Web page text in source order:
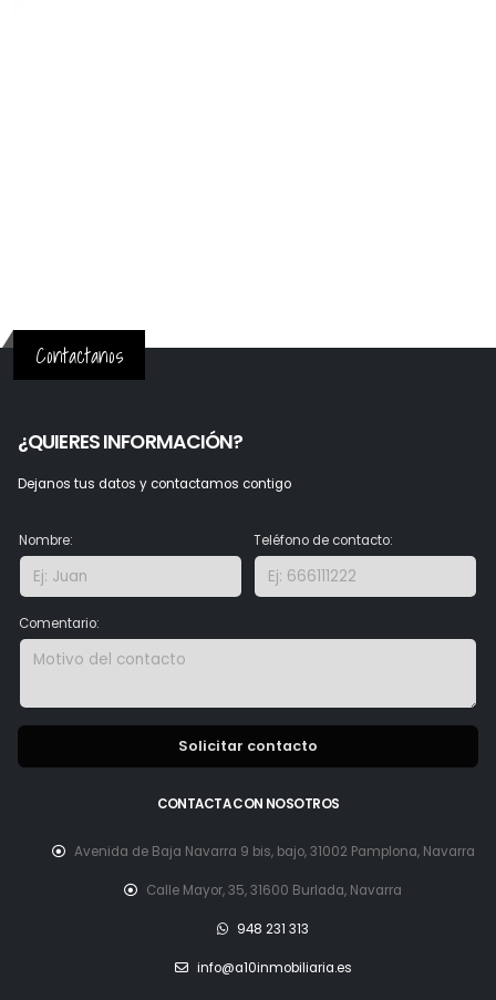
Contactanos
¿QUIERES INFORMACIÓN?
Dejanos tus datos y contactamos contigo
Nombre: Teléfono de contacto:
Comentario:
Solicitar contacto
CONTACTA CON NOSOTROS
Avenida de Baja Navarra 9 bis, bajo, 31002 Pamplona, Navarra
Calle Mayor, 35, 31600 Burlada, Navarra
948 231 313
info@a10inmobiliaria.es